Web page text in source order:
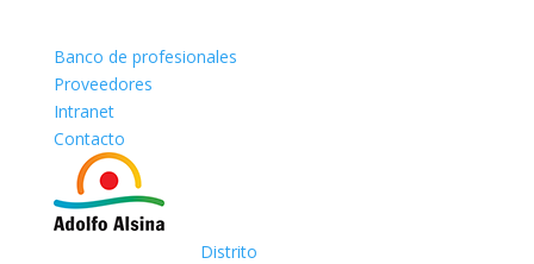
Banco de profesionales
Proveedores
Intranet
Contacto
Distrito